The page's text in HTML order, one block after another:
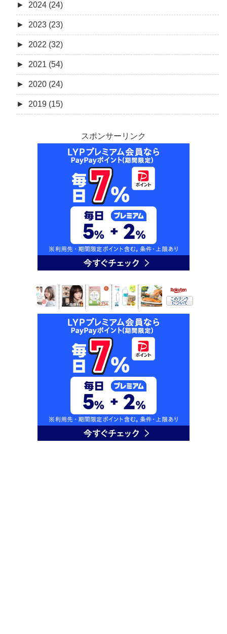
► 2024 (24)
► 2023 (23)
► 2022 (32)
► 2021 (54)
► 2020 (24)
► 2019 (15)
スポンサーリンク